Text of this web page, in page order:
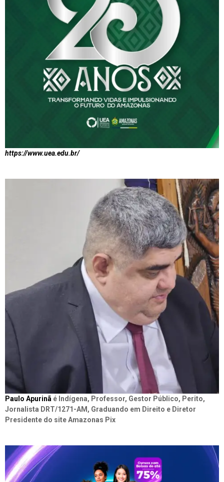
https://www.uea.edu.br/
Paulo Apurinã é Indígena, Professor, Gestor Público, Perito,
Jornalista DRT/1271-AM, Graduando em Direito e Diretor
Presidente do site Amazonas Pix